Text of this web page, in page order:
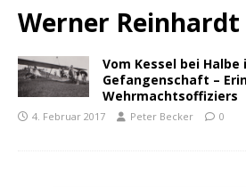
Werner Reinhardt
Vom Kessel bei Halbe
Gefangenschaft –
Wehrmachtsoffiziers
4. Februar 2017 Peter Becker 0